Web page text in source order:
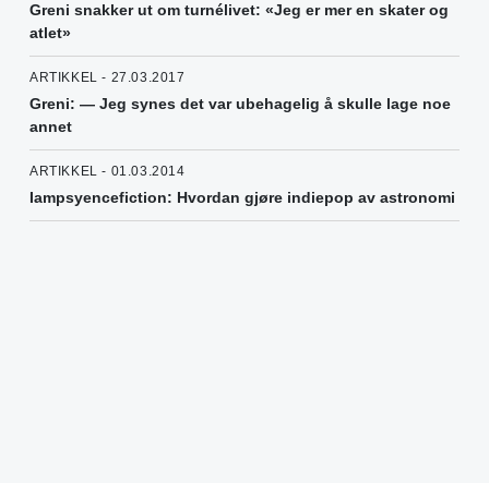
Greni snakker ut om turnélivet: «Jeg er mer en skater og
atlet»
ARTIKKEL - 27.03.2017
Greni: — Jeg synes det var ubehagelig å skulle lage noe
annet
ARTIKKEL - 01.03.2014
Iampsyencefiction: Hvordan gjøre indiepop av astronomi